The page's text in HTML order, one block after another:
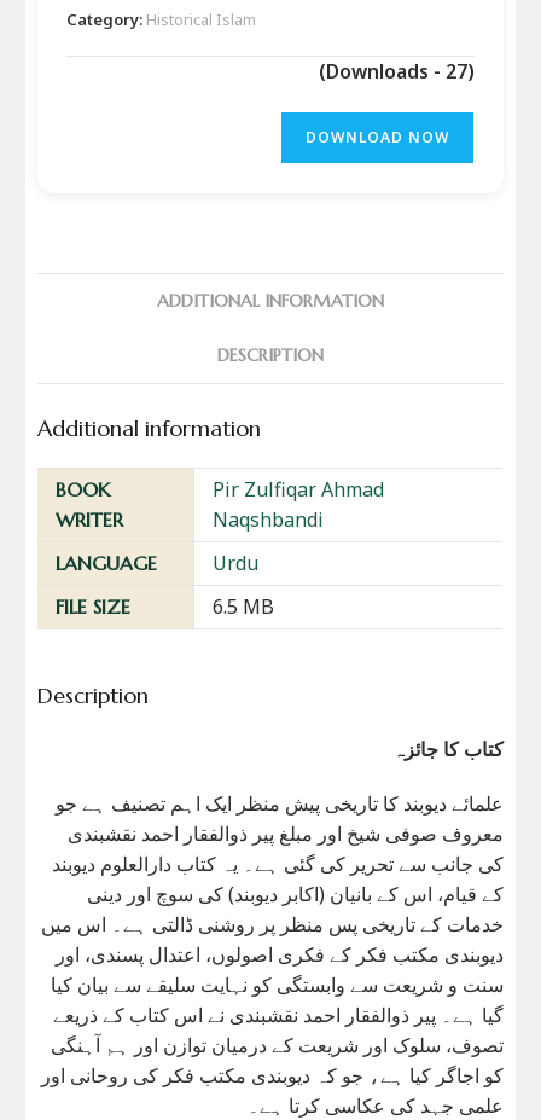
Category: Historical Islam
(Downloads - 27)
DOWNLOAD NOW
ADDITIONAL INFORMATION
DESCRIPTION
Additional information
BOOK
WRITER
Pir Zulfiqar Ahmad
Naqshbandi
LANGUAGE Urdu
FILE SIZE 6.5 MB
Description
کتاب کا جائزہ
علمائے دیوبند کا تاریخی پیش منظر ایک اہم تصنیف ہے جو
معروف صوفی شیخ اور مبلغ پیر ذوالفقار احمد نقشبندی
کی جانب سے تحریر کی گئی ہے۔ یہ کتاب دارالعلوم دیوبند
کے قیام، اس کے بانیان (اکابر دیوبند) کی سوچ اور دینی
خدمات کے تاریخی پس منظر پر روشنی ڈالتی ہے۔ اس میں
دیوبندی مکتب فکر کے فکری اصولوں، اعتدال پسندی، اور
سنت و شریعت سے وابستگی کو نہایت سلیقے سے بیان کیا
گیا ہے۔ پیر ذوالفقار احمد نقشبندی نے اس کتاب کے ذریعے
تصوف، سلوک اور شریعت کے درمیان توازن اور ہم آہنگی
کو اجاگر کیا ہے، جو کہ دیوبندی مکتب فکر کی روحانی اور
علمی جہد کی عکاسی کرتا ہے۔